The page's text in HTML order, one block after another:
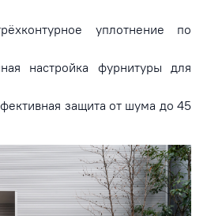
уплотнение по
настройка фурнитуры для
защита от шума до 45